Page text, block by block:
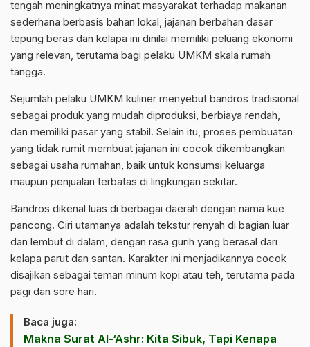
tengah meningkatnya minat masyarakat terhadap makanan
sederhana berbasis bahan lokal, jajanan berbahan dasar
tepung beras dan kelapa ini dinilai memiliki peluang ekonomi
yang relevan, terutama bagi pelaku UMKM skala rumah
tangga.
Sejumlah pelaku UMKM kuliner menyebut bandros tradisional
sebagai produk yang mudah diproduksi, berbiaya rendah,
dan memiliki pasar yang stabil. Selain itu, proses pembuatan
yang tidak rumit membuat jajanan ini cocok dikembangkan
sebagai usaha rumahan, baik untuk konsumsi keluarga
maupun penjualan terbatas di lingkungan sekitar.
Bandros dikenal luas di berbagai daerah dengan nama kue
pancong. Ciri utamanya adalah tekstur renyah di bagian luar
dan lembut di dalam, dengan rasa gurih yang berasal dari
kelapa parut dan santan. Karakter ini menjadikannya cocok
disajikan sebagai teman minum kopi atau teh, terutama pada
pagi dan sore hari.
Baca juga:
Makna Surat Al-‘Ashr: Kita Sibuk, Tapi Kenapa